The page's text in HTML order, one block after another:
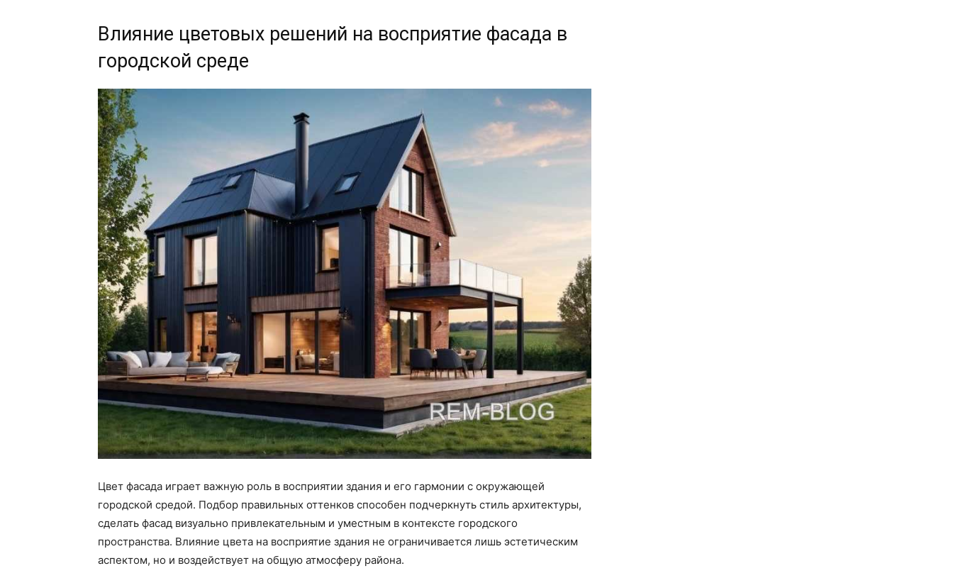
Влияние цветовых решений на восприятие фасада в
городской среде
Цвет фасада играет важную роль в восприятии здания и его гармонии с окружающей
городской средой. Подбор правильных оттенков способен подчеркнуть стиль архитектуры,
сделать фасад визуально привлекательным и уместным в контексте городского
пространства. Влияние цвета на восприятие здания не ограничивается лишь эстетическим
аспектом, но и воздействует на общую атмосферу района.